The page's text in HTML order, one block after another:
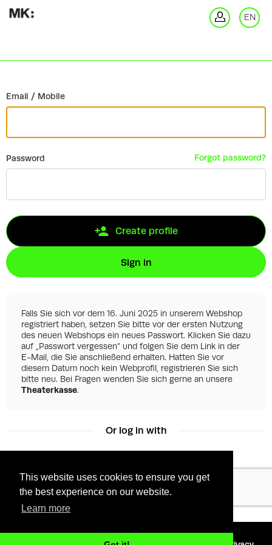
This website uses cookies to ensure you get
the best experience on our website.
Learn more
EN
Email / Mobile
Password Forgot password?
Create profile
Sign in
Falls Sie sich vor dem 16. Juni 2025 in unserem Webshop
registriert haben, setzen Sie bitte vor der ersten Nutzung
des neuen Webshops ein neues Passwort. Klicken Sie dazu
auf „Passwort vergessen“ und folgen Sie dem Link in der
E-Mail, die Sie anschließend erhalten. Hatten Sie vor
diesem Datum noch kein Webprofil, registrieren Sie sich
bitte neu. Bei Fragen wenden Sie sich gerne an unsere
Theaterkasse.
Or log in with
Facebook